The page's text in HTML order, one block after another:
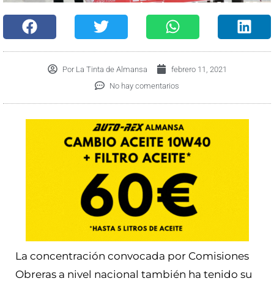
PorLa Tinta de Almansa
febrero 11, 2021
No hay comentarios
La concentración convocada por Comisiones
Obreras a nivel nacional también ha tenido su